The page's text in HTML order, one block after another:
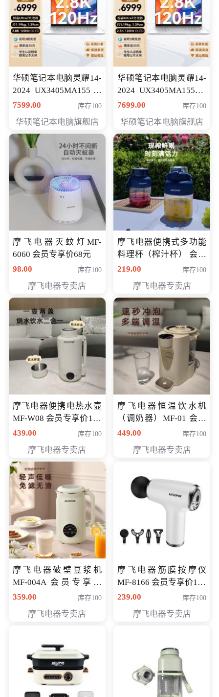
华硕笔记本电脑灵耀14-
2024 UX3405MA155冰
川银 oled 智慧轻薄本 会
7599.00 库存100
华硕笔记本电脑旗舰店
华硕笔记本电脑灵耀14-
2024 UX3405MA155夜
空蓝 oled 智慧轻薄本 会
7699.00 库存100
华硕笔记本电脑旗舰店
摩飞电器灭蚊灯MF-
6060 会员专享价68元
98.00
库存100
摩飞电器专卖店
摩飞电器便携式多功能
料理杯（榨汁杯） 会员
专享价118元
219.00 库存100
摩飞电器专卖店
摩飞电器便携电热水壶
MF-W08 会员专享价198
元
439.00 库存100
摩飞电器专卖店
摩飞电器恒温饮水机
（调奶器）MF-01 会员
专享价366元
449.00 库存100
摩飞电器专卖店
摩飞电器破壁豆浆机
MF-004A 会员专享价
168元
359.00 库存100
摩飞电器专卖店
摩飞电器筋膜按摩仪
MF-8166 会员专享价168
元
239.00 库存100
摩飞电器专卖店